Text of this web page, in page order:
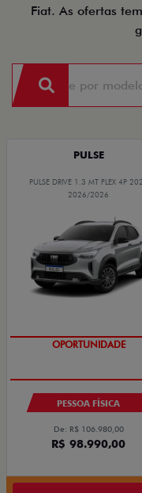
Fiat. As ofertas
PULSE
PULSE DRIVE 1.3 MT FLEX 4P
2026/2026
OPORTUNIDADE
PESSOA FÍSICA
De: R$ 106.980,00
R$ 98.990,00